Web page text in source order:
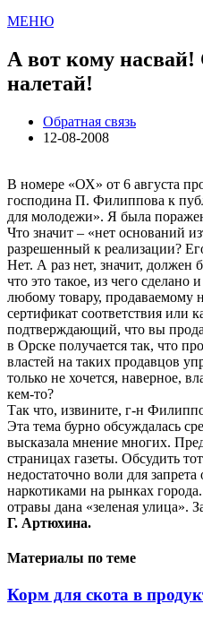
МЕНЮ
А вот кому насвай!
налетай!
Обратная связь
12-08-2008
В номере «ОХ» от 6 августа
господина П. Филиппова к
для молодежи». Я была
Что значит – «нет оснований
разрешенный к реализации?
Нет. А раз нет, значит,
что это такое, из чего сделано
любому товару, продаваемому
сертификат соответствия или
подтверждающий, что вы
в Орске получается так, что
властей на таких продавцов
только не хочется, наверное,
кем-то?
Так что, извините, г-н
Эта тема бурно обсуждалась
высказала мнение многих.
страницах газеты. Обсудить
недостаточно воли для
наркотиками на рынках
отравы дана «зеленая улица».
Г. Артюхина.
Материалы по теме
Корм для скота в